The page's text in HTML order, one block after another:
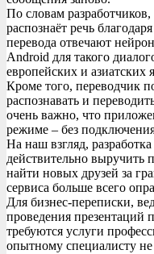
По словам
распознаёт речь
перевода отвечают
Android для такого
европейских и азиатских
Кроме того, переводчик
распознавать и
очень важно, что
режиме – без
На наш взгляд,
действительно выручить
найти новых друзей за
сервиса больше всего
Для бизнес-переписки,
проведения презентаций
требуются услуги
опытному специалисту